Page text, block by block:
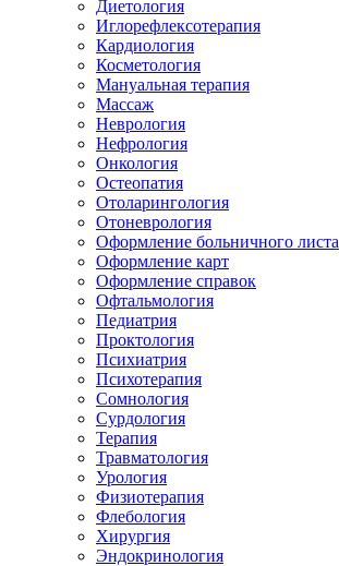
Диетология
Иглорефлексотерапия
Кардиология
Косметология
Мануальная терапия
Массаж
Неврология
Нефрология
Онкология
Остеопатия
Отоларингология
Отоневрология
Оформление больничного листа
Оформление карт
Оформление справок
Офтальмология
Педиатрия
Проктология
Психиатрия
Психотерапия
Сомнология
Сурдология
Терапия
Травматология
Урология
Физиотерапия
Флебология
Хирургия
Эндокринология